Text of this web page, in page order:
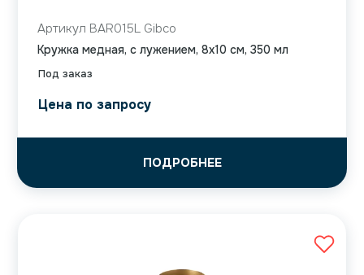
Под заказ
Артикул BAR015L Gibco
Кружка медная, с лужением, 8х10 см, 350 мл
Цена по запросу
ПОДРОБНЕЕ